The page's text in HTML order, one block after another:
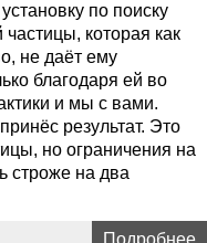
по поиску
которая как
не даёт ему
благодаря ей во
и мы с вами.
результат. Это
но ограничения на
строже на два